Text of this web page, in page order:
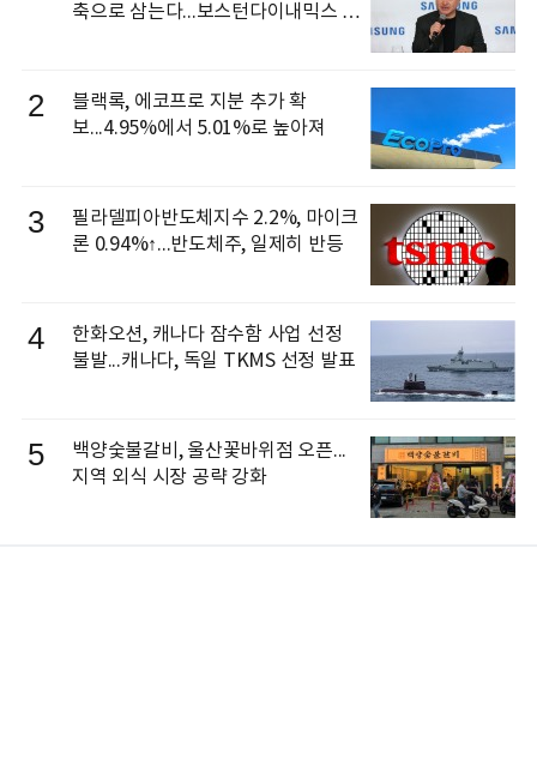
축으로 삼는다...보스턴다이내믹스 출
2
블랙록, 에코프로 지분 추가 확
보...4.95%에서 5.01%로 높아져
3
필라델피아반도체지수 2.2%, 마이크
론 0.94%↑...반도체주, 일제히 반등
4
한화오션, 캐나다 잠수함 사업 선정
불발...캐나다, 독일 TKMS 선정 발표
5
백양숯불갈비, 울산꽃바위점 오픈...
지역 외식 시장 공략 강화